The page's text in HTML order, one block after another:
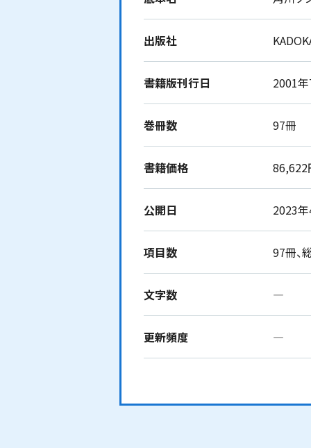
出版社
書籍版刊行日 2001
巻冊数 97冊
書籍価格 86,622
公開日 2023
項目数 97冊、
文字数 ―
更新頻度 ―